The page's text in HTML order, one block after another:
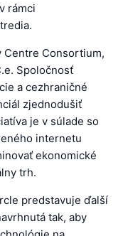
rámci
Centre Consortium,
Spoločnosť
a cezhraničné
zjednodušiť
je v súlade so
internetu
ekonomické
trh.
predstavuje ďalší
tak, aby